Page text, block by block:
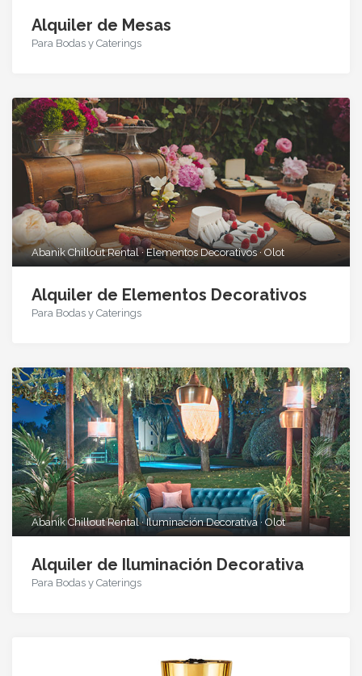
Alquiler de Mesas
Para Bodas y Caterings
Abanik Chillout Rental · Elementos Decorativos · Olot
Alquiler de Elementos Decorativos
Para Bodas y Caterings
Abanik Chillout Rental · Iluminación Decorativa · Olot
Alquiler de Iluminación Decorativa
Para Bodas y Caterings